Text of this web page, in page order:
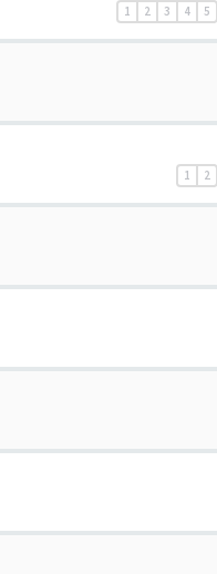
1 2 3 4 5
1 2